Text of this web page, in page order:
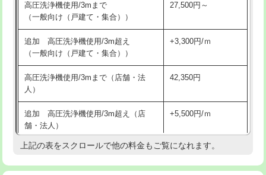
追加人工 16,500円
廃棄・処分
※給水管工事は20mmまでの価格です。
給水管工事※（バンド止め)
給水管工事※（支持金具設置) 5,500円
給水管工事※（保温材使用（バンド止
め込み）)
5,500円
給水管工事※（土の掘削・埋め戻し作
業)
11,000円
給水管工事※（塩ビ管（VP・HI）使
用/3ｍまで)
高圧洗浄機使用/3mまで
（一般向け（戸建て・集合））
27,500円～
追加 高圧洗浄機使用/3m超え
（一般向け（戸建て・集合））
+3,300円/ｍ
高圧洗浄機使用/3mまで（店舗・法
人）
42,350円
追加 高圧洗浄機使用/3m超え（店
舗・法人）
+5,500円/ｍ
高度高圧洗浄換 現地調査
上記の表をスクロールで他の料金もご覧になれます。